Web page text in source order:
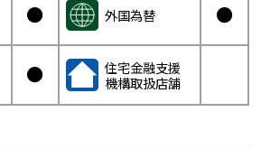
● 外国為替 ●
●
住宅金融支援
機構取扱店舗